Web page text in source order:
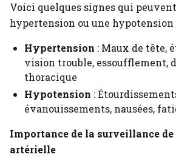
Voici quelques signes qui
hypertension ou une hypotension
Hypertension : Maux de tête,
vision trouble, essoufflement,
thoracique
Hypotension :
évanouissements, nausées,
Importance de la surveillance
artérielle